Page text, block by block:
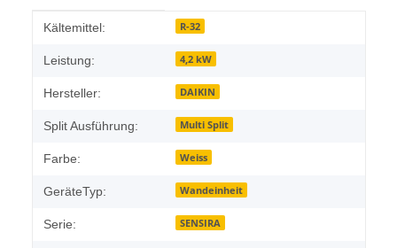
Produkteigenschaft
Wert
Kältemittel: R-32
Leistung: 4,2 kW
Hersteller: DAIKIN
Split Ausführung: Multi Split
Farbe: Weiss
GeräteTyp: Wandeinheit
Serie: SENSIRA